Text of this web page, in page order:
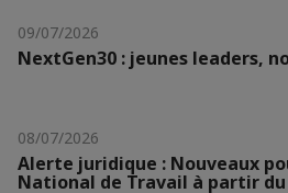
09/07/2026
NextGen30 : jeunes leaders,
08/07/2026
Alerte juridique : Nouveaux
National de Travail à partir